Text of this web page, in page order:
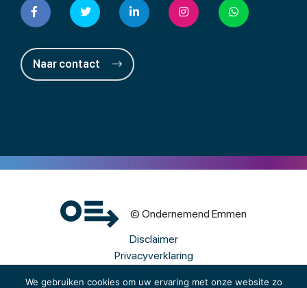
We gebruiken cookies om uw ervaring met onze website zo
Naar contact
© Ondernemend Emmen
Disclaimer
Privacyverklaring